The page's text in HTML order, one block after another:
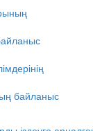
байланыс